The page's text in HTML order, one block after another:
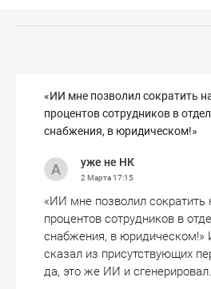
«ИИ мне позволил сократить
процентов сотрудников в
снабжения, в юридическом!»
уже не НК
2 Марта17:15
«ИИ мне позволил сократить
процентов сотрудников в
снабжения, в юридическом!»
сказал из присутствующих
да, это же ИИ и сгенерировал.